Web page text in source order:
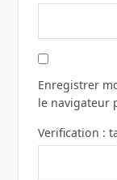
Enregistrer
le navigateur
Verification :